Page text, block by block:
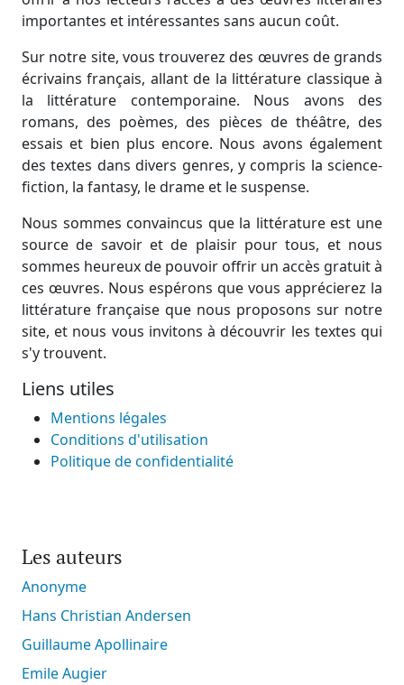
importantes et intéressantes sans aucun coût.
Sur notre site, vous trouverez des œuvres de grands
écrivains français, allant de la littérature classique à
la littérature contemporaine. Nous avons des
romans, des poèmes, des pièces de théâtre, des
essais et bien plus encore. Nous avons également
des textes dans divers genres, y compris la science-
fiction, la fantasy, le drame et le suspense.
Nous sommes convaincus que la littérature est une
source de savoir et de plaisir pour tous, et nous
sommes heureux de pouvoir offrir un accès gratuit à
ces œuvres. Nous espérons que vous apprécierez la
littérature française que nous proposons sur notre
site, et nous vous invitons à découvrir les textes qui
s'y trouvent.
Liens utiles
Mentions légales
Conditions d'utilisation
Politique de confidentialité
Les auteurs
Anonyme
Hans Christian Andersen
Guillaume Apollinaire
Emile Augier